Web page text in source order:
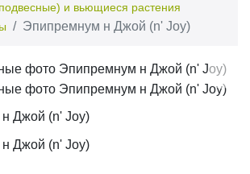
и вьющиеся растения
Эпипремнум н Джой (n' Joy)